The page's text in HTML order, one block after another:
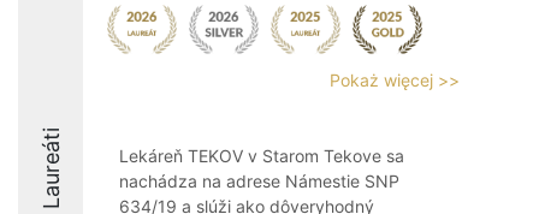
Laureáti
Pokaż więcej >>
Lekáreň TEKOV v Starom Tekove sa
nachádza na adrese Námestie SNP
634/19 a slúži ako dôveryhodný